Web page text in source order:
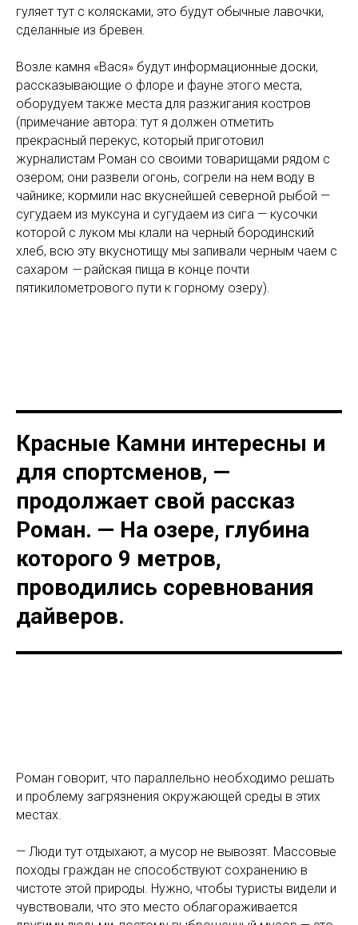
гуляет тут с колясками, это будут обычные лавочки,
сделанные из бревен.
Возле камня «Вася» будут информационные доски,
рассказывающие о флоре и фауне этого места,
оборудуем также места для разжигания костров
(примечание автора: тут я должен отметить
прекрасный перекус, который приготовил
журналистам Роман со своими товарищами рядом с
озером; они развели огонь, согрели на нем воду в
чайнике; кормили нас вкуснейшей северной рыбой —
сугудаем из муксуна и сугудаем из сига — кусочки
которой с луком мы клали на черный бородинский
хлеб, всю эту вкуснотищу мы запивали черным чаем с
сахаром —райская пища в конце почти
пятикилометрового пути к горному озеру).
Красные Камни интересны и
для спортсменов, —
продолжает свой рассказ
Роман. — На озере, глубина
которого 9 метров,
проводились соревнования
дайверов.
Роман говорит, что параллельно необходимо решать
и проблему загрязнения окружающей среды в этих
местах.
— Люди тут отдыхают, а мусор не вывозят. Массовые
походы граждан не способствуют сохранению в
чистоте этой природы. Нужно, чтобы туристы видели и
чувствовали, что это место облагораживается